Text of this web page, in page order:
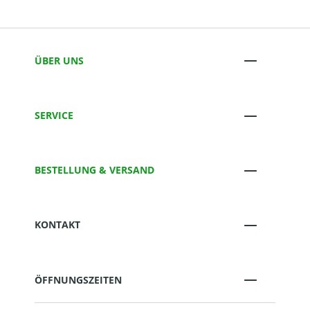
ÜBER UNS
SERVICE
BESTELLUNG & VERSAND
KONTAKT
ÖFFNUNGSZEITEN